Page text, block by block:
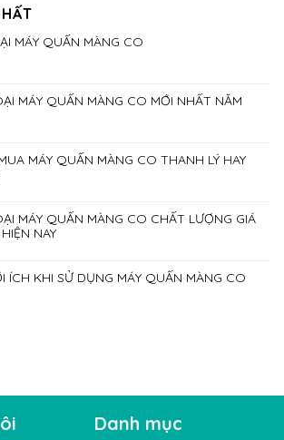
MÁY QUẤN MÀNG CO
MÁY QUẤN MÀNG CO MỚI NHẤT NĂM
MÁY QUẤN MÀNG CO THANH LÝ HAY
MÁY QUẤN MÀNG CO CHẤT LƯỢNG GIÁ
NAY
ÍCH KHI SỬ DỤNG MÁY QUẤN MÀNG CO
Danh mục